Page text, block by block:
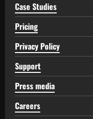
Case Studies
Pricing
Privacy Policy
Support
Press media
Careers